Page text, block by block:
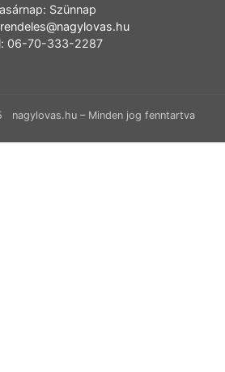
Szünnap
rendeles@nagylovas.hu
06-70-333-2287
– Minden jog fenntartva